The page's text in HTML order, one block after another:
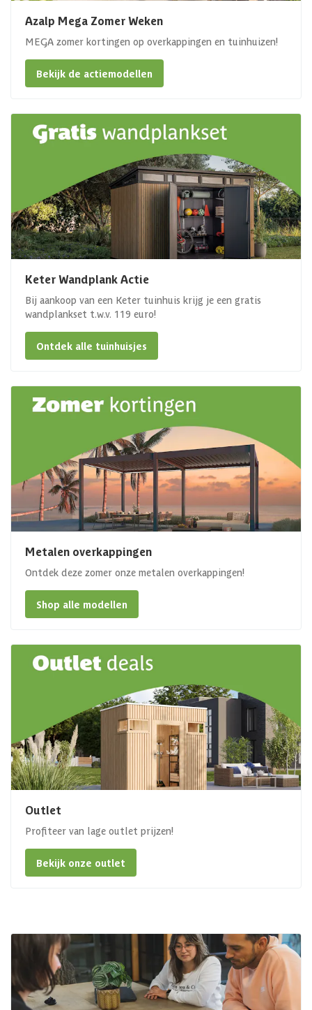
Azalp Mega Zomer Weken
MEGA zomer kortingen op overkappingen en tuinhuizen!
Bekijk de actiemodellen
Keter Wandplank Actie
Bij aankoop van een Keter tuinhuis krijg je een gratis
wandplankset t.w.v. 119 euro!
Ontdek alle tuinhuisjes
Metalen overkappingen
Ontdek deze zomer onze metalen overkappingen!
Shop alle modellen
Outlet
Profiteer van lage outlet prijzen!
Bekijk onze outlet